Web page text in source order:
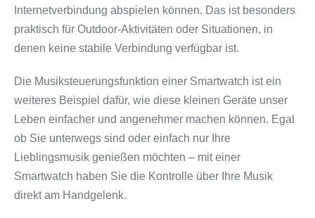
Internetverbindung abspielen können. Das ist besonders
praktisch für Outdoor-Aktivitäten oder Situationen, in
denen keine stabile Verbindung verfügbar ist.
Die Musiksteuerungsfunktion einer Smartwatch ist ein
weiteres Beispiel dafür, wie diese kleinen Geräte unser
Leben einfacher und angenehmer machen können. Egal
ob Sie unterwegs sind oder einfach nur Ihre
Lieblingsmusik genießen möchten – mit einer
Smartwatch haben Sie die Kontrolle über Ihre Musik
direkt am Handgelenk.